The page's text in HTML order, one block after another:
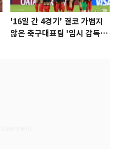
'16일 간 4경기' 결코 가볍지
않은 축구대표팀 '임시 감독'